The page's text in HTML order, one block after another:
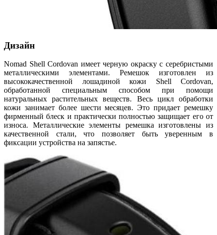
Дизайн
Nomad Shell Cordovan имеет черную окраску с серебристыми
металлическими элементами. Ремешок изготовлен из
высококачественной лошадиной кожи Shell Cordovan,
обработанной специальным способом при помощи
натуральных растительных веществ. Весь цикл обработки
кожи занимает более шести месяцев. Это придает ремешку
фирменный блеск и практически полностью защищает его от
износа. Металлические элементы ремешка изготовлены из
качественной стали, что позволяет быть уверенным в
фиксации устройства на запястье.